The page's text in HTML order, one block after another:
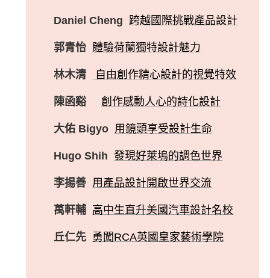
Daniel Cheng 跨越國際挑戰產品設計
郭青怡 體驗荷蘭獨特設計魅力
林木清 自由創作精心設計的視覺特效
陳函谿 創作感動人心的詩化設計
大佑 Bigyo 用鏡頭享受設計生命
Hugo Shih 發現好萊塢的調色世界
李揚善 用產品設計開啟世界交流
萬軒輔 高中生直升美國汽車設計名校
丘仁先 勇闖RCA英國皇家藝術學院